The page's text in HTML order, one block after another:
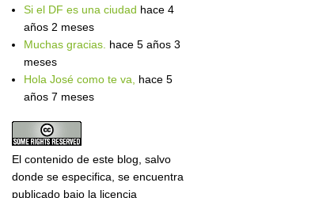
Si el DF es una ciudad hace 4
años 2 meses
Muchas gracias. hace 5 años 3
meses
Hola José como te va, hace 5
años 7 meses
El contenido de este blog, salvo
donde se especifica, se encuentra
publicado bajo la licencia